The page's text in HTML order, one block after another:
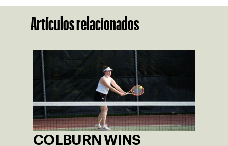
Artículos relacionados
COLBURN WINS